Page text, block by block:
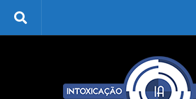
Skip to content